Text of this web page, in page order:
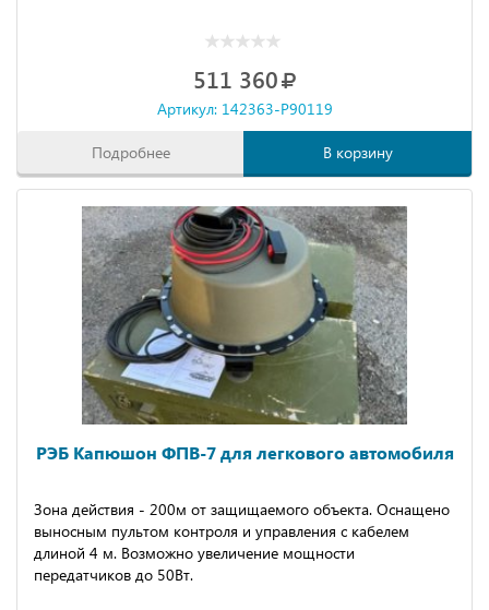
511 360
Артикул: 142363-P90119
Подробнее В корзину
РЭБ Капюшон ФПВ-7 для легкового автомобиля
Зона действия - 200м от защищаемого объекта. Оснащено
выносным пультом контроля и управления с кабелем
длиной 4 м. Возможно увеличение мощности
передатчиков до 50Вт.